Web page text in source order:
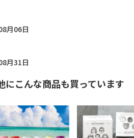
月06日
月31日
にこんな商品も買っています